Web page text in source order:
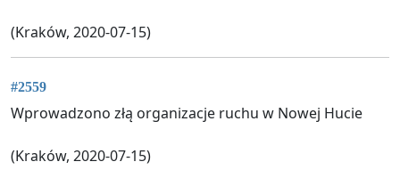
(Kraków, 2020-07-15)
#2559
Wprowadzono złą organizacje ruchu w Nowej Hucie
(Kraków, 2020-07-15)